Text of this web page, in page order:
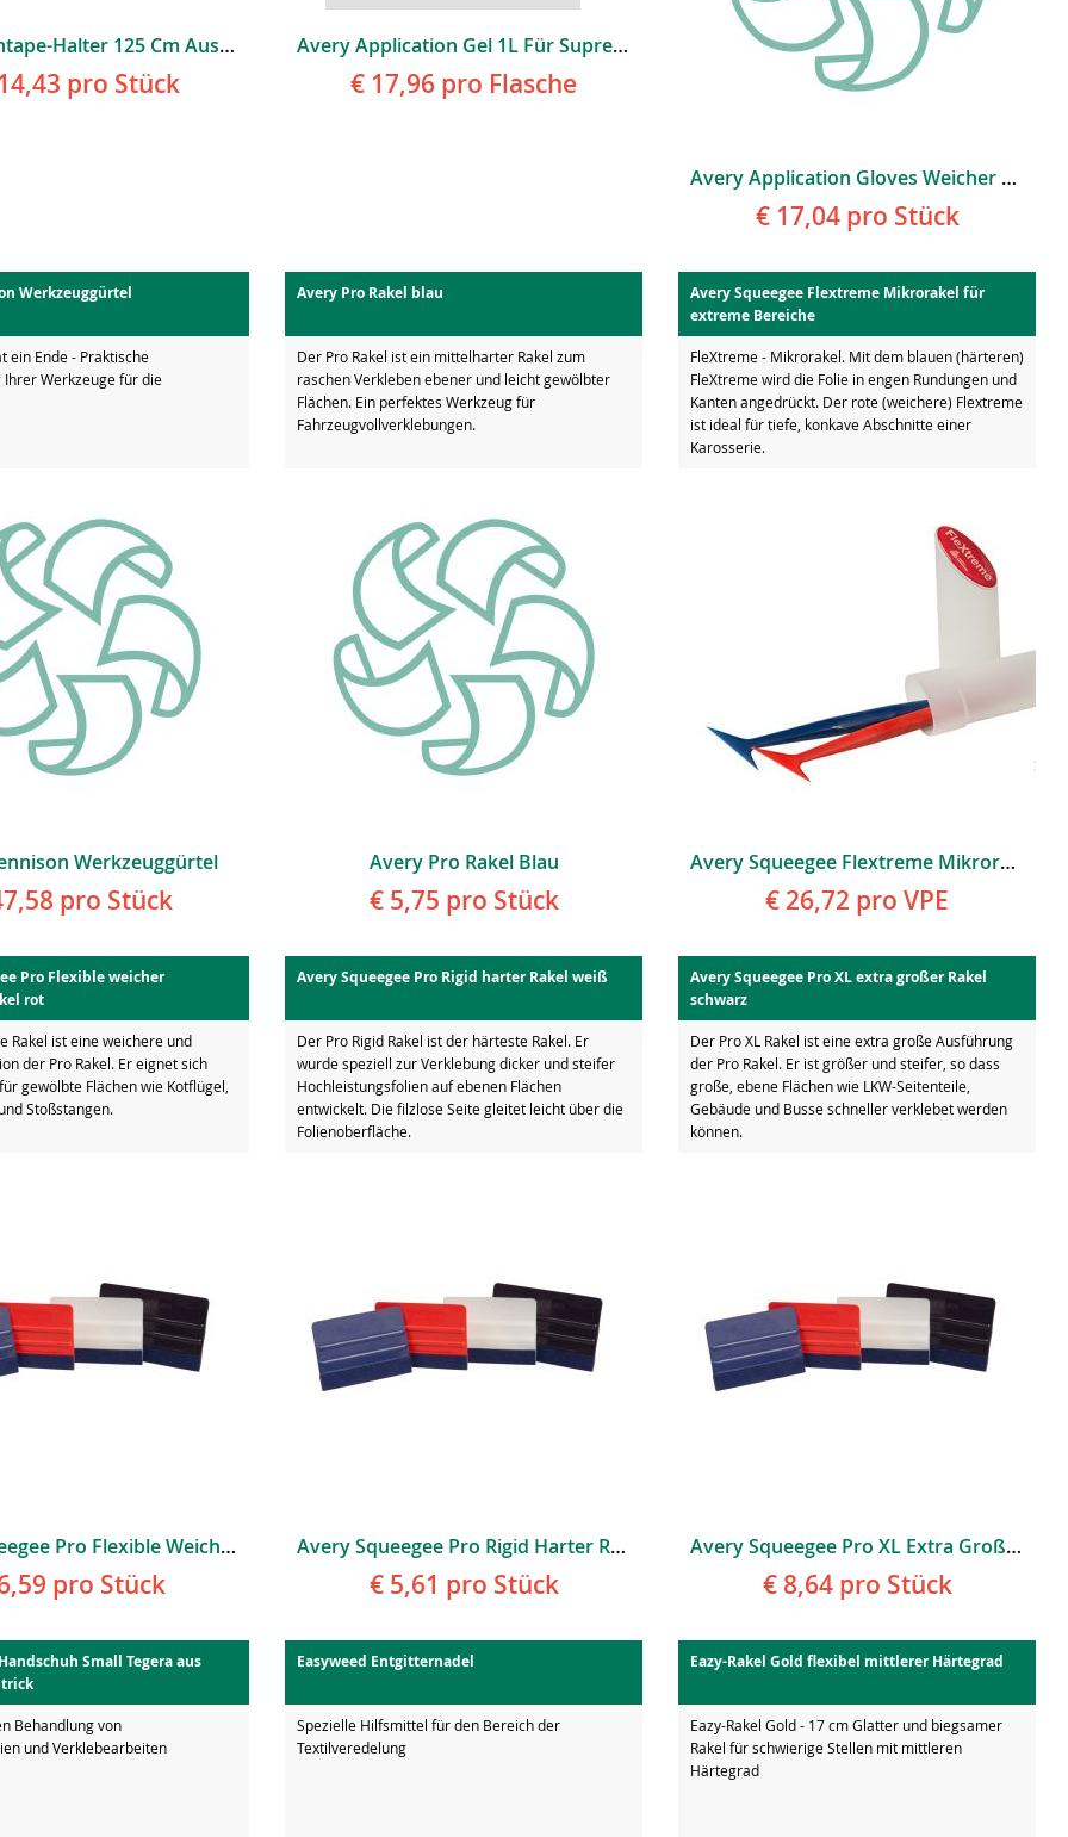
Applicationtape-Halter 125 Cm Aus Hochwertigem Aluminium
pro Stück
Avery Application Gel 1L Für Supreme Protection Film
€ 17,96 pro Flasche
Avery Application Gloves Weicher Baumwollhandschuh
€ 17,04pro Stück
Werkzeuggürtel
ein Ende - Praktische
Werkzeuge für die
Werkzeuggürtel
pro Stück
Avery Pro Rakel blau
Der Pro Rakel ist ein mittelharter Rakel zum
raschen Verkleben ebener und leicht gewölbter
Flächen. Ein perfektes Werkzeug für
Fahrzeugvollverklebungen.
Avery Pro Rakel Blau
€ 5,75 pro Stück
Avery Squeegee Flextreme Mikrorakel für
extreme Bereiche
FleXtreme - Mikrorakel. Mit dem blauen (härteren)
FleXtreme wird die Folie in engen Rundungen und
Kanten angedrückt. Der rote (weichere) Flextreme
ist ideal für tiefe, konkave Abschnitte einer
Karosserie.
Avery Squeegee Flextreme Mikrorakel Für Extreme Bereiche
€ 26,72 pro VPE
Pro Flexible weicher
rot
Rakel ist eine weichere und
der Pro Rakel. Er eignet sich
gewölbte Flächen wie Kotflügel,
Stoßstangen.
Avery Squeegee Pro Flexible Weicher Flexiblerer Rakel Rot
pro Stück
Avery Squeegee Pro Rigid harter Rakel weiß
Der Pro Rigid Rakel ist der härteste Rakel. Er
wurde speziell zur Verklebung dicker und steifer
Hochleistungsfolien auf ebenen Flächen
entwickelt. Die filzlose Seite gleitet leicht über die
Folienoberfläche.
Avery Squeegee Pro Rigid Harter Rakel Weiß
€ 5,61 pro Stück
Avery Squeegee Pro XL extra großer Rakel
schwarz
Der Pro XL Rakel ist eine extra große Ausführung
der Pro Rakel. Er ist größer und steifer, so dass
große, ebene Flächen wie LKW-Seitenteile,
Gebäude und Busse schneller verklebet werden
können.
Avery Squeegee Pro XL Extra Großer Rakel Schwarz
€ 8,64pro Stück
Small Tegera aus
Behandlung von
und Verklebearbeiten
Easyweed Entgitternadel
Spezielle Hilfsmittel für den Bereich der
Textilveredelung
Eazy-Rakel Gold flexibel mittlerer Härtegrad
Eazy-Rakel Gold - 17 cm Glatter und biegsamer
Rakel für schwierige Stellen mit mittleren
Härtegrad